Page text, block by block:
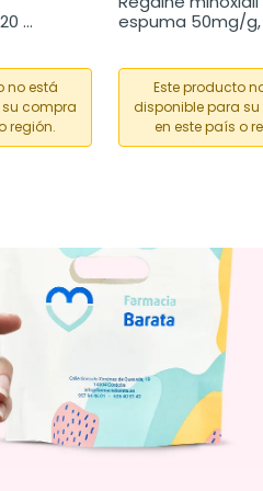
no está
compra
región.
espuma 50mg/g,
Este producto
disponible para
en este país o